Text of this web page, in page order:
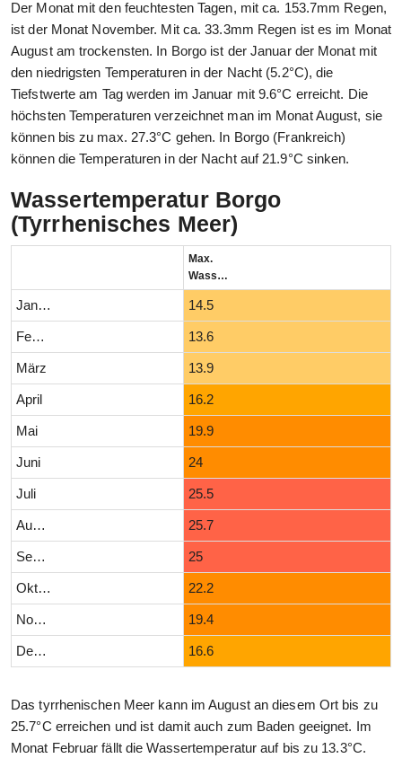
Der Monat mit den feuchtesten Tagen, mit ca. 153.7mm Regen,
ist der Monat November. Mit ca. 33.3mm Regen ist es im Monat
August am trockensten. In Borgo ist der Januar der Monat mit
den niedrigsten Temperaturen in der Nacht (5.2°C), die
Tiefstwerte am Tag werden im Januar mit 9.6°C erreicht. Die
höchsten Temperaturen verzeichnet man im Monat August, sie
können bis zu max. 27.3°C gehen. In Borgo (Frankreich)
können die Temperaturen in der Nacht auf 21.9°C sinken.
Wassertemperatur Borgo
(Tyrrhenisches Meer)
Max.
Wassertemperatur (°C)
Januar 14.5
Februar 13.6
März 13.9
April 16.2
Mai 19.9
Juni 24
Juli 25.5
August 25.7
September 25
Oktober 22.2
November 19.4
Dezember 16.6
Das tyrrhenischen Meer kann im August an diesem Ort bis zu
25.7°C erreichen und ist damit auch zum Baden geeignet. Im
Monat Februar fällt die Wassertemperatur auf bis zu 13.3°C.